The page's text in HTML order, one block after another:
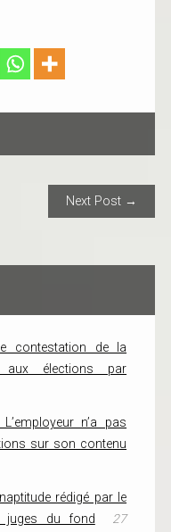
Next Post →
contestation de la
aux élections par
n’a pas
sur son contenu
rédigé par le
juges du fond
27